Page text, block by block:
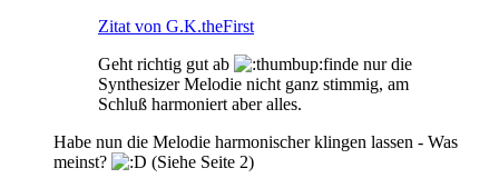
Zitat von G.K.theFirst
Geht richtig gut ab
finde nur die
Synthesizer Melodie nicht ganz stimmig, am
Schluß harmoniert aber alles.
Habe nun die Melodie harmonischer klingen lassen - Was
meinst?
(Siehe Seite 2)